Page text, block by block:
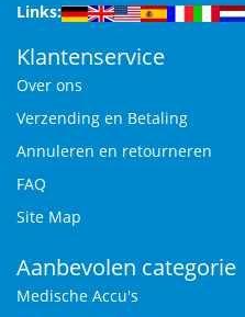
Links:
Klantenservice
Over ons
Verzending en Betaling
Annuleren en retourneren
FAQ
Site Map
Aanbevolen categorie
Medische Accu's